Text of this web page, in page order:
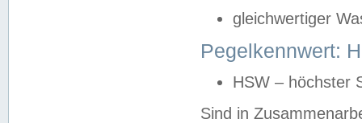
gleichwertiger
Pegelkennwert:
HSW – höchster
Sind in